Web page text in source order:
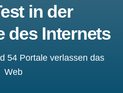
in der
des Internets
54 Portale verlassen das
Web